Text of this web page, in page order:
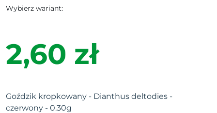
Wybierz wariant:
2,60 zł
Goździk kropkowany - Dianthus deltodies -
czerwony - 0.30g